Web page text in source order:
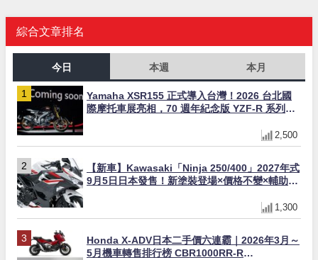
綜合文章排名
今日 本週 本月
Yamaha XSR155 正式導入台灣！2026 台北國
際摩托車展亮相，70 週年紀念版 YZF-R 系列限
2,500
【新車】Kawasaki「Ninja 250/400」2027年式
9月5日日本發售！新塗裝登場×價格不變×輔助滑
1,300
Honda X-ADV日本二手價六連霸｜2026年3月～
5月機車轉售排行榜 CBR1000RR-R